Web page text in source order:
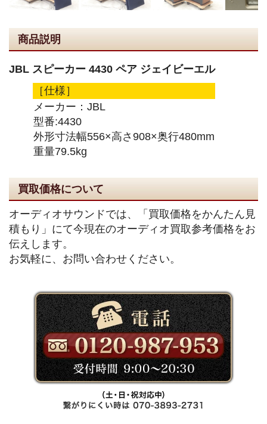
商品説明
JBL スピーカー 4430 ペア ジェイビーエル
［仕様］
メーカー：JBL
型番:4430
外形寸法幅556×高さ908×奥行480mm
重量79.5kg
買取価格について
オーディオサウンドでは、「買取価格をかんたん見
積もり」にて今現在のオーディオ買取参考価格をお
伝えします。
お気軽に、お問い合わせください。